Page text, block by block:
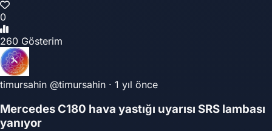
0
260 Gösterim
timursahin @timursahin · 1 yıl önce
Mercedes C180 hava yastığı uyarısı SRS lambası
yanıyor